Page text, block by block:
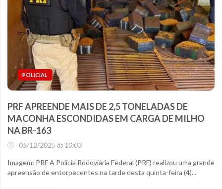
POLICIAL
PRF APREENDE MAIS DE 2,5 TONELADAS DE
MACONHA ESCONDIDAS EM CARGA DE MILHO
NA BR-163
05/12/2025 às 10:03
Imagem: PRF A Polícia Rodoviária Federal (PRF) realizou uma grande
apreensão de entorpecentes na tarde desta quinta-feira (4)...